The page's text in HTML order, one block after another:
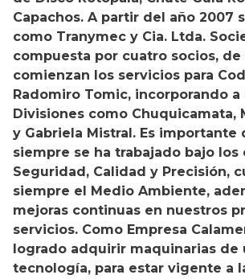
Capachos. A partir del año 2007
como Tranymec y Cia. Ltda.
compuesta por cuatro socios,
comienzan los servicios para
Radomiro Tomic, incorporando a
Divisiones como Chuquicamata,
y Gabriela Mistral. Es importante
siempre se ha trabajado bajo los
Seguridad, Calidad y Precisión,
siempre el Medio Ambiente,
mejoras continuas en nuestros
servicios. Como Empresa
logrado adquirir maquinarias de
tecnología, para estar vigente a